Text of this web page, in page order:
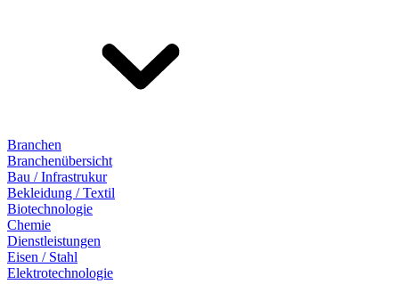
Branchen
Branchenübersicht
Bau / Infrastrukur
Bekleidung / Textil
Biotechnologie
Chemie
Dienstleistungen
Eisen / Stahl
Elektrotechnologie